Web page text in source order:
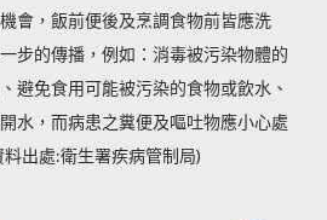
會，飯前便後及烹調食物前皆應洗
步的傳播，例如：消毒被污染物體的
避免食用可能被污染的食物或飲水、
水，而病患之糞便及嘔吐物應小心處
出處:衛生署疾病管制局)